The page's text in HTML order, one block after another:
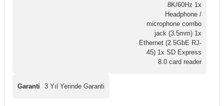
8K/60Hz 1x
Headphone /
microphone combo
jack (3.5mm) 1x
Ethernet (2.5GbE RJ-
45) 1x SD Express
8.0 card reader
Garanti 3 Yıl Yerinde Garanti